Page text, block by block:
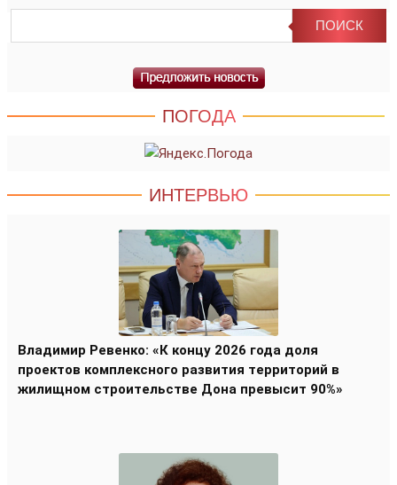
ПОГОДА
ИНТЕРВЬЮ
Владимир Ревенко: «К концу 2026 года доля
проектов комплексного развития территорий в
жилищном строительстве Дона превысит 90%»